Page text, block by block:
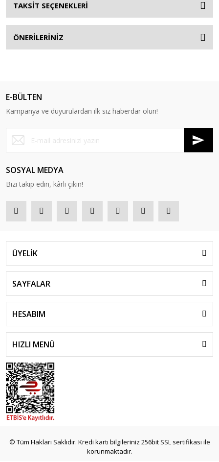
TAKSİT SEÇENEKLERİ
ÖNERİLERİNİZ
E-BÜLTEN
Kampanya ve duyurulardan ilk siz haberdar olun!
SOSYAL MEDYA
Bizi takip edin, kârlı çıkın!
ÜYELİK
SAYFALAR
HESABIM
HIZLI MENÜ
© Tüm Hakları Saklıdır. Kredi kartı bilgileriniz 256bit SSL sertifikası ile
korunmaktadır.